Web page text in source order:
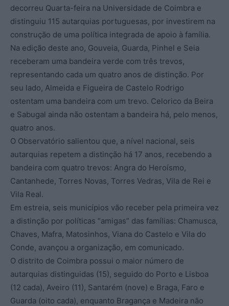
decorreu Quarta-feira na Universidade de Coimbra e
distinguiu 115 autarquias portuguesas, por investirem na
construção de uma política integrada de apoio à família.
Na edição deste ano, Gouveia, Guarda, Pinhel e Seia
receberam uma bandeira verde com três trevos,
representando cada um quatro anos de distinção. Por
seu lado, Almeida e Figueira de Castelo Rodrigo
ostentam uma bandeira com um trevo. Celorico da Beira
e Sabugal ainda não ostentam a bandeira há, pelo menos,
quatro anos.
O Observatório salientou que, a nível nacional, seis
autarquias repetem a distinção há 17 anos, recebendo a
bandeira com quatro trevos: Angra do Heroísmo,
Cantanhede, Torres Novas, Torres Vedras, Vila de Rei e
Vila Real.
Em estreia, seis municípios vão receber pela primeira vez
a distinção por políticas “amigas” das famílias: Chamusca,
Chaves, Mafra, Matosinhos, Viana do Castelo e Vila do
Conde, avançou a organização, em comunicado.
O distrito de Coimbra possui o maior número de
autarquias distinguidas (15), seguido do Porto e Lisboa
(12 cada), Aveiro (11), Santarém (nove) e Braga, Faro e
Guarda (oito cada), enquanto Bragança e Madeira não